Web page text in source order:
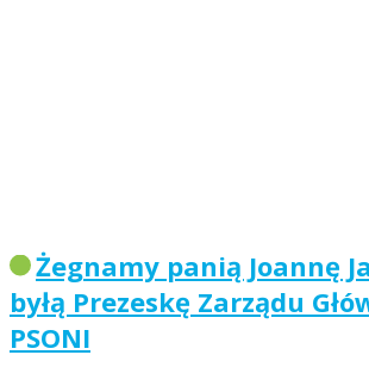
Żegnamy panią Joannę
byłą Prezeskę Zarządu
PSONI